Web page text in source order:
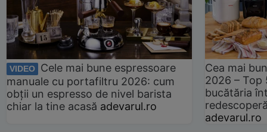
VIDEO
Cele mai bune espressoare
manuale cu portafiltru 2026: cum
obții un espresso de nivel barista
chiar la tine acasă adevarul.ro
Cea mai
2026 –
bucătăria
adevarul.ro